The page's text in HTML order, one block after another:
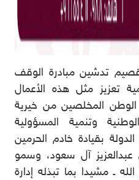
تدشين مبادرة الوقف
تعزيز مثل هذه الأعمال
الوطن المخلصين من خيرية
وتنمية المسؤولية
بقيادة خادم الحرمين
آل سعود، وسمو
ـ مشيدا بما تبذله إدارة